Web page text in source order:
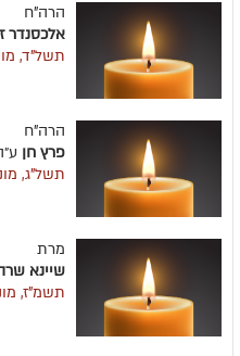
הרה"ח
אלכסנדר
תשל"ד,
הרה"ח
פרץ חן
תשל"ג,
מרת
שיינא
תשמ"ז,